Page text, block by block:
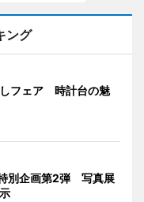
ング
フェア 時計台の魅
別企画第2弾 写真展